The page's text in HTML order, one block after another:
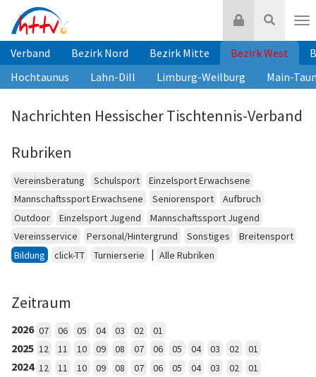
Inhalt
springen
Suche
Login
Verband Bezirk Nord Bezirk Mitte Bezirk West
Hochtaunus
Lahn-Dill Limburg-Weilburg Main-
Nachrichten Hessischer Tischtennis-Verband
Rubriken
Vereinsberatung Schulsport
Einzelsport Erwachsene
Mannschaftssport Erwachsene
Seniorensport
Aufbruch
Outdoor
Einzelsport Jugend
Mannschaftssport Jugend
Vereinsservice
Personal/Hintergrund Sonstiges
Breitensport
Bildung
click-TT Turnierserie | Alle Rubriken
Zeitraum
2026 07 06 05 04 03 02 01
2025 12 11 10 09 08 07 06 05 04 03 02 01
2024 12 11 10 09 08 07 06 05 04 03 02 01